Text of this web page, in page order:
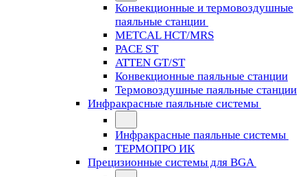
Конвекционные и термовоздушные
паяльные станции
METCAL HCT/MRS
PACE ST
ATTEN GT/ST
Конвекционные паяльные станции
Термовоздушные паяльные станции
Инфракрасные паяльные системы
Инфракрасные паяльные системы
ТЕРМОПРО ИК
Прецизионные системы для BGA